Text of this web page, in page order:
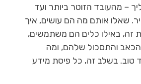
– מהעובד הזוטר ביותר ועד
שאלו אותם מה הם עושים, איך
זה, באילו כלים הם משתמשים,
הכאב והתסכול שלהם, ומה
טוב. בשלב זה, כל פיסת מידע